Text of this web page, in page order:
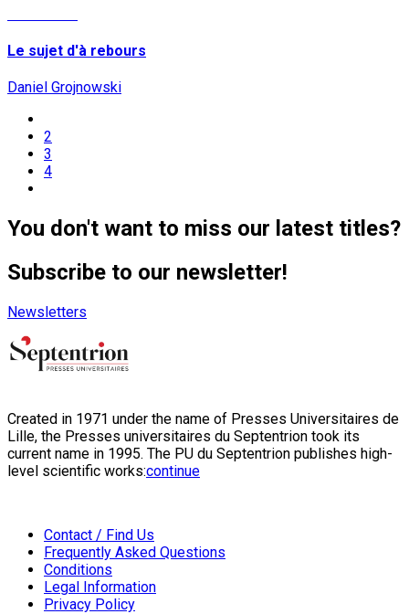
Le sujet d'à rebours
Daniel Grojnowski
2
3
4
You don't want to miss our latest titles?
Subscribe to our newsletter!
Newsletters
Created in 1971 under the name of Presses Universitaires de
Lille, the Presses universitaires du Septentrion took its
current name in 1995. The PU du Septentrion publishes high-
level scientific works:continue
Contact / Find Us
Frequently Asked Questions
Conditions
Legal Information
Privacy Policy